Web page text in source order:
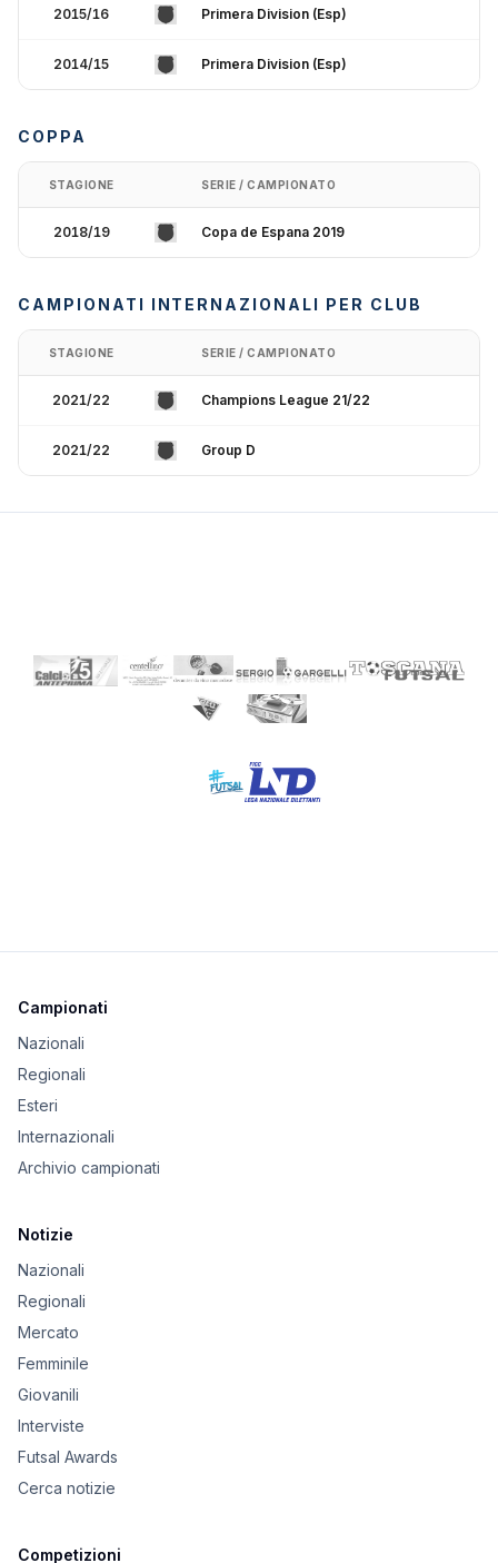
2015/16 Primera Division (Esp)
2014/15 Primera Division (Esp)
COPPA
STAGIONE SERIE / CAMPIONATO
2018/19 Copa de Espana 2019
CAMPIONATI INTERNAZIONALI PER CLUB
STAGIONE SERIE / CAMPIONATO
2021/22 Champions League 21/22
2021/22 Group D
Campionati
Nazionali
Regionali
Esteri
Internazionali
Archivio campionati
Notizie
Nazionali
Regionali
Mercato
Femminile
Giovanili
Interviste
Futsal Awards
Cerca notizie
Competizioni